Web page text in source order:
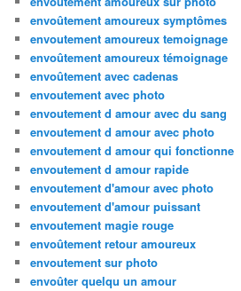
envoûtement amoureux symptômes
envoutement amoureux temoignage
envoûtement amoureux témoignage
envoûtement avec cadenas
envoutement avec photo
envoutement d amour avec du sang
envoutement d amour avec photo
envoutement d amour qui fonctionne
envoutement d amour rapide
envoutement d'amour avec photo
envoutement d'amour puissant
envoutement magie rouge
envoûtement retour amoureux
envoutement sur photo
envoûter quelqu un amour